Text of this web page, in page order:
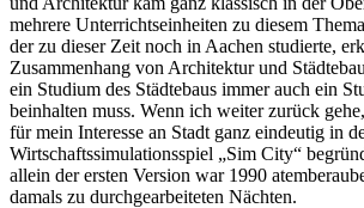
mehrere Unterrichtseinheiten zu diesem
der zu dieser Zeit noch in Aachen studierte,
Zusammenhang von Architektur und
ein Studium des Städtebaus immer auch ein
beinhalten muss. Wenn ich weiter zurück
für mein Interesse an Stadt ganz eindeutig in
Wirtschaftssimulationsspiel „Sim City“
allein der ersten Version war 1990
damals zu durchgearbeiteten Nächten.